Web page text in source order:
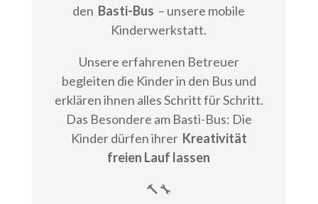
den Basti-Bus – unsere mobile
Kinderwerkstatt.
Unsere erfahrenen Betreuer
begleiten die Kinder in den Bus und
erklären ihnen alles Schritt für Schritt.
Das Besondere am Basti-Bus: Die
Kinder dürfen ihrer Kreativität
freien Lauf lassen
🔨🔧